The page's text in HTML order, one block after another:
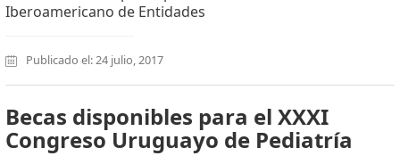
Iberoamericano de Entidades
Publicado el: 24 julio, 2017
Becas disponibles para el XXXI
Congreso Uruguayo de Pediatría